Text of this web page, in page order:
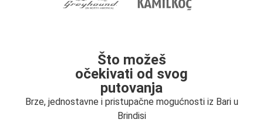
Što možeš
očekivati od svog
putovanja
Brze, jednostavne i pristupačne mogućnosti iz Bari u
Brindisi